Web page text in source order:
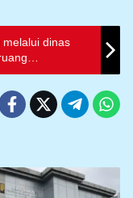
dinas